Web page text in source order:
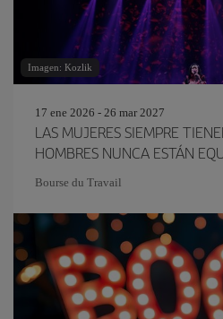
Imagen: Kozlik
17 ene 2026 - 26 mar 2027
LAS MUJERES SIEMPRE
HOMBRES NUNCA ESTÁN
Bourse du Travail